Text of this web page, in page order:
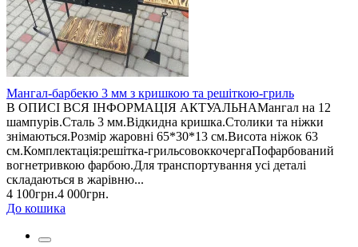
Мангал-барбекю 3 мм з кришкою та решіткою-гриль
В ОПИСІ ВСЯ ІНФОРМАЦІЯ АКТУАЛЬНАМангал на 12
шампурів.Сталь 3 мм.Відкидна кришка.Столики та ніжки
знімаються.Розмір жаровні 65*30*13 см.Висота ніжок 63
см.Комплектація:решітка-грильсовоккочергаПофарбований
вогнетривкою фарбою.Для транспортування усі деталі
складаються в жарівню...
4 100грн.4 000грн.
До кошика